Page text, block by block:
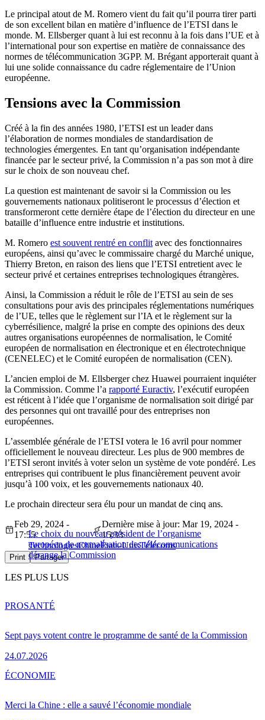
Le principal atout de M. Romero vient du fait qu’il pourra tirer parti
de son excellent bilan en matière d’influence de l’ETSI dans le
monde. M. Ellsberger quant à lui est reconnu à la fois dans l’UE et à
l’international pour son expertise en matière de connaissance des
normes de télécommunication 3GPP. M. Brégant apporterait quant à
lui une solide connaissance du cadre réglementaire de l’Union
européenne.
Tensions avec la Commission
Créé à la fin des années 1980, l’ETSI est un leader dans
l’élaboration de normes mondiales de standardisation de
technologies émergentes. En tant qu’organisation indépendante
financée par le secteur privé, la Commission n’a pas son mot à dire
sur le choix de son nouveau chef.
La question est maintenant de savoir si la Commission ou les
gouvernements nationaux politiseront le processus d’élection et
transformeront cette dernière étape de l’élection du directeur en une
bataille d’influence entre industrie et institutions.
M. Romero est souvent rentré en conflit avec des fonctionnaires
européens, ainsi qu’avec le commissaire chargé du Marché unique,
Thierry Breton, en raison des liens que l’ETSI entretient avec le
secteur privé et certaines entreprises technologiques étrangères.
Ainsi, la Commission a réduit le rôle de l’ETSI au sein de ses
consultations pour avis des principales réglementations numériques
de l’UE, telles que le règlement sur l’IA et le règlement sur la
cyberrésilience, malgré la prise en compte des opinions des deux
autres organisations européennes de normalisation, le Comité
européen de normalisation en électronique et en électrotechnique
(CENELEC) et le Comité européen de normalisation (CEN).
L’ancien emploi de M. Ellsberger chez Huawei pourraient inquiéter
la Commission. Comme l’a rapporté Euractiv, l’exécutif européen
est réticent à l’idée que l’organisme de normalisation soit dirigé par
des personnes qui ont travaillé pour des entreprises non
européennes.
L’assemblée générale de l’ETSI votera le 16 avril pour nommer
officiellement le nouveau directeur. Les plus de 900 membres de
l’ETSI seront invités à voter selon un système de vote pondéré. Les
entreprises qui contribuent le plus financièrement peuvent avoir
jusqu’à 100 voix, et les gouvernements nationaux 40.
Le prochain directeur sera élu pour un mandat de cinq ans.
Le choix du nouveau président de l’organisme
européen de normalisation des télécommunications
dérange la Commission
Feb 29, 2024 -
17:55
Dernière mise à jour: Mar 19, 2024 -
15:33
TechnologiesChineÉtats-UnisTélécoms
Print Partager
LES PLUS LUS
Sept pays votent contre le programme de santé de la Commission
24.07.2026
PROSANTÉ
Merci la Chine : elle a sauvé l’économie mondiale
ÉCONOMIE